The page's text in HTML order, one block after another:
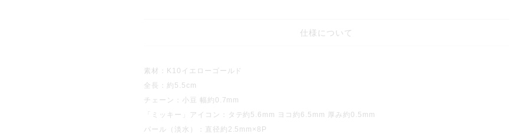
仕様について
素材：K10イエローゴールド
全長：約5.5cm
チェーン：小豆 幅約0.7mm
「ミッキー」アイコン：タテ約5.6mm ヨコ約6.5mm 厚み約0.5mm
パール（淡水）：直径約2.5mm×8P